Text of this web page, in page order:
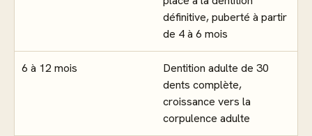
définitive, puberté à partir
de 4 à 6 mois
6 à 12 mois
Dentition adulte de 30
dents complète,
croissance vers la
corpulence adulte